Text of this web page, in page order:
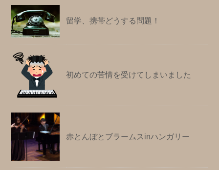
留学、携帯どうする問題！
初めての苦情を受けてしまいました
赤とんぼとブラームスinハンガリー